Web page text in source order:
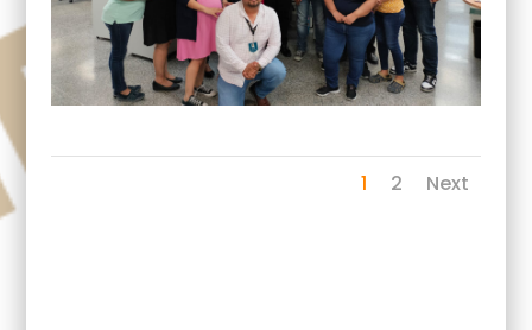
1 2 Next